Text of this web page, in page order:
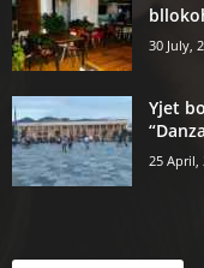
30 July,
Yjet
25 April,